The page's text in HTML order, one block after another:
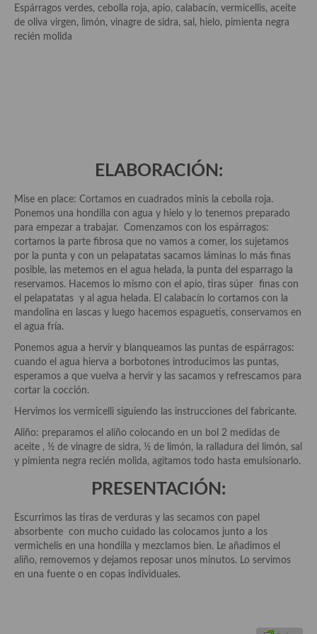
Salsas y mojos
Entrantes y primeros platos
Ensaladas
Entrantes
Gazpachos, salmorejos, sopas y cremas frías
Quínoa
Pasta
Arroces Y fideuás
Legumbres y cereales
Huevos
Masas elaboradas con harina, pizzas, quiches y demás
Aves
Carne
Pescado y Marisco
Espárragos verdes, cebolla roja, apio, calabacín, vermicellis, aceite
de oliva virgen, limón, vinagre de sidra, sal, hielo, pimienta negra
recién molida
ELABORACIÓN:
Mise en place: Cortamos en cuadrados minis la cebolla roja.
Ponemos una hondilla con agua y hielo y lo tenemos preparado
para empezar a trabajar. Comenzamos con los espárragos:
cortamos la parte fibrosa que no vamos a comer, los sujetamos
por la punta y con un pelapatatas sacamos láminas lo más finas
posible, las metemos en el agua helada, la punta del esparrago la
reservamos. Hacemos lo mismo con el apio, tiras súper finas con
el pelapatatas y al agua helada. El calabacín lo cortamos con la
mandolina en lascas y luego hacemos espaguetis, conservamos en
el agua fría.
Ponemos agua a hervir y blanqueamos las puntas de espárragos:
cuando el agua hierva a borbotones introducimos las puntas,
esperamos a que vuelva a hervir y las sacamos y refrescamos para
cortar la cocción.
Hervimos los vermicelli siguiendo las instrucciones del fabricante.
Aliño: preparamos el aliño colocando en un bol 2 medidas de
aceite , ½ de vinagre de sidra, ½ de limón, la ralladura del limón, sal
y pimienta negra recién molida, agitamos todo hasta emulsionarlo.
PRESENTACIÓN:
Escurrimos las tiras de verduras y las secamos con papel
absorbente con mucho cuidado las colocamos junto a los
vermichelis en una hondilla y mezclamos bien. Le añadimos el
aliño, removemos y dejamos reposar unos minutos. Lo servimos
en una fuente o en copas individuales.